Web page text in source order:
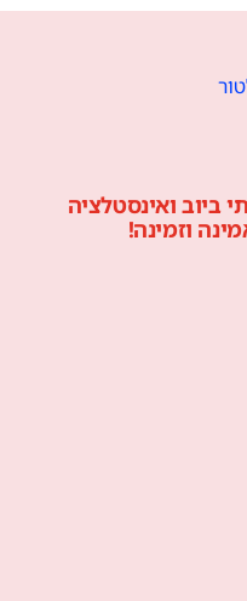
ביוב ואינסטלציה
וזמינה!